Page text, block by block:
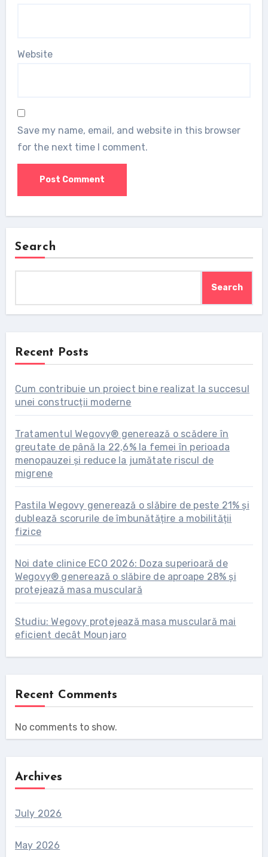
Website
Save my name, email, and website in this browser
for the next time I comment.
Search
Search
Recent Posts
Cum contribuie un proiect bine realizat la succesul
unei construcții moderne
Tratamentul Wegovy® generează o scădere în
greutate de până la 22,6% la femei în perioada
menopauzei și reduce la jumătate riscul de
migrene
Pastila Wegovy generează o slăbire de peste 21% și
dublează scorurile de îmbunătățire a mobilității
fizice
Noi date clinice ECO 2026: Doza superioară de
Wegovy® generează o slăbire de aproape 28% și
protejează masa musculară
Studiu: Wegovy protejează masa musculară mai
eficient decât Mounjaro
Recent Comments
No comments to show.
Archives
July 2026
May 2026